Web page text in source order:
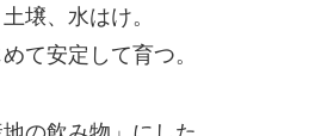
壌、水はけ。
て安定して育つ。